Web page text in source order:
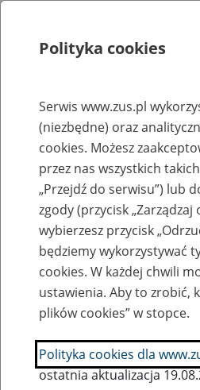
Rejestry, ewidencje i archiwa
Baza
przekształconych
Nazwa zakładu pracy:
SZUKAJ
Polityka cookies
Serwis www.zus.pl
(niezbędne) oraz
cookies. Możesz
przez nas wszystkich
„Przejdź do serwisu”) lub
zgody (przycisk „Zarządzaj
wybierzesz przycisk
będziemy wykorzystywać
cookies. W każdej chwili
ustawienia. Aby to zrobić,
plików cookies” w stopce.
Polityka cookies dla
ostatnia aktualizacja